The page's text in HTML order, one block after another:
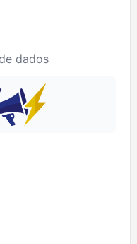
dados